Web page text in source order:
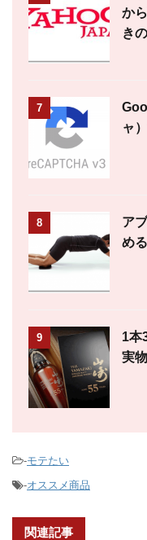
か
き
7
ャ
8
ア
め
9
1本
実
-モテたい
-オススメ商品
関連記事